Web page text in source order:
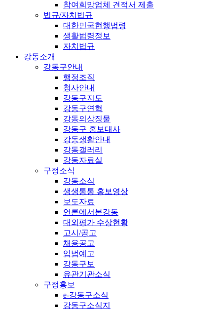
참여희망업체 견적서 제출
법규/자치법규
대한민국현행법령
생활법령정보
자치법규
강동소개
강동구안내
행정조직
청사안내
강동구지도
강동구연혁
강동의상징물
강동구 홍보대사
강동생활안내
강동갤러리
강동자료실
구정소식
강동소식
생생통통 홍보영상
보도자료
언론에서본강동
대외평가 수상현황
고시/공고
채용공고
입법예고
강동구보
유관기관소식
구정홍보
e-강동구소식
강동구소식지